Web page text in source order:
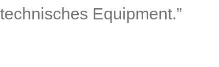
technisches Equipment.”